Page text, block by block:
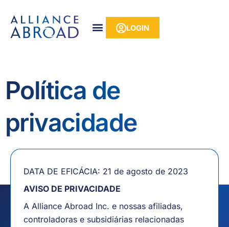
conteúdo
para
LOGIN
Política de
privacidade
DATA DE EFICÁCIA: 21 de agosto de 2023
AVISO DE PRIVACIDADE
A Alliance Abroad Inc. e nossas afiliadas,
controladoras e subsidiárias relacionadas